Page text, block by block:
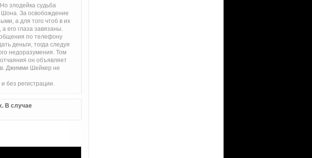
злодейка судьба
За освобождение
а для того чтоб в их
его глаза завязаны.
по телефону
деньги, тогда следуя
недоразумения. Том
он объявляет
Джимми Шейкер не
без регистрации.
В случае